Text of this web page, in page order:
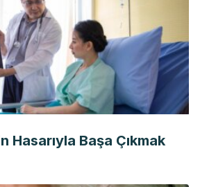
Hasarıyla Başa Çıkmak